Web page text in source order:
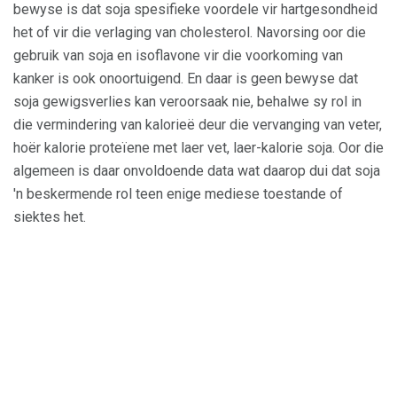
bewyse is dat soja spesifieke voordele vir hartgesondheid
het of vir die verlaging van cholesterol. Navorsing oor die
gebruik van soja en isoflavone vir die voorkoming van
kanker is ook onoortuigend. En daar is geen bewyse dat
soja gewigsverlies kan veroorsaak nie, behalwe sy rol in
die vermindering van kalorieë deur die vervanging van veter,
hoër kalorie proteïene met laer vet, laer-kalorie soja. Oor die
algemeen is daar onvoldoende data wat daarop dui dat soja
'n beskermende rol teen enige mediese toestande of
siektes het.